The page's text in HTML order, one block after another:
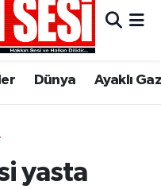
Dünya Ayaklı
yasta